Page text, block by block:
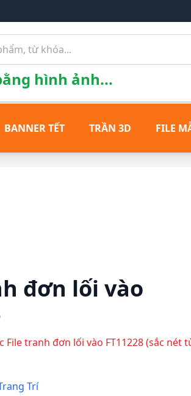
hình ảnh...
BANNER TẾT TRẦN 3D FILE
đơn lối vào
File tranh đơn lối vào FT11228 (sắc nét
Trí